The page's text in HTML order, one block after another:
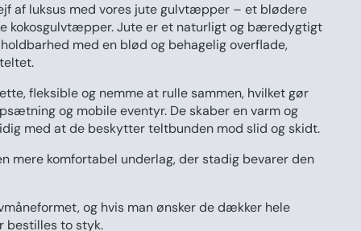
af luksus med vores jute gulvtæpper – et blødere
kokosgulvtæpper. Jute er et naturligt og bæredygtigt
med en blød og behagelig overflade,
fleksible og nemme at rulle sammen, hvilket gør
og mobile eventyr. De skaber en varm og
med at de beskytter teltbunden mod slid og skidt.
mere komfortabel underlag, der stadig bevarer den
, og hvis man ønsker de dækker hele
bestilles to styk.